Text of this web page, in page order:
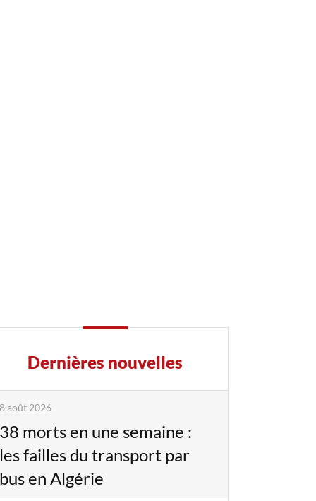
Dernières nouvelles
8 août 2026
38 morts en une semaine :
les failles du transport par
bus en Algérie